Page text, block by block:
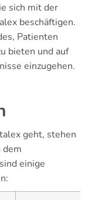
sich mit der
beschäftigen.
Patienten
bieten und auf
einzugehen.
geht, stehen
dem
einige